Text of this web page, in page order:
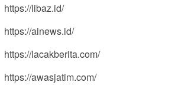
https://libaz.id/
https://ainews.id/
https://lacakberita.com/
https://awasjatim.com/